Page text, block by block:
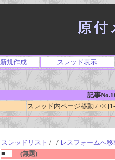
新規作成 スレッド表示
記事
スレッド内ページ移動 / <<
スレッドリスト / - / レスフォームへ移
■
(無題)